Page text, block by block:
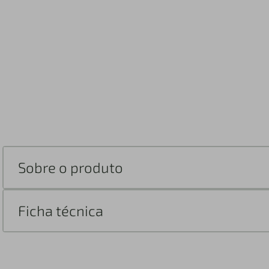
Sobre o produto
Ficha técnica